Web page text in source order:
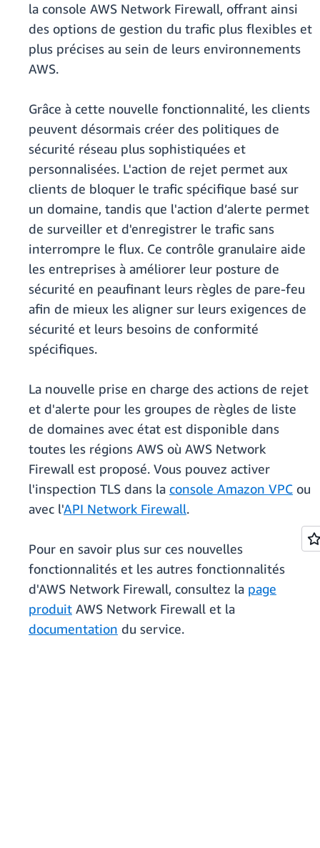
la console AWS Network Firewall, offrant ainsi
des options de gestion du trafic plus flexibles et
plus précises au sein de leurs environnements
AWS.
Grâce à cette nouvelle fonctionnalité, les clients
peuvent désormais créer des politiques de
sécurité réseau plus sophistiquées et
personnalisées. L'action de rejet permet aux
clients de bloquer le trafic spécifique basé sur
un domaine, tandis que l'action d’alerte permet
de surveiller et d'enregistrer le trafic sans
interrompre le flux. Ce contrôle granulaire aide
les entreprises à améliorer leur posture de
sécurité en peaufinant leurs règles de pare-feu
afin de mieux les aligner sur leurs exigences de
sécurité et leurs besoins de conformité
spécifiques.
La nouvelle prise en charge des actions de rejet
et d'alerte pour les groupes de règles de liste
de domaines avec état est disponible dans
toutes les régions AWS où AWS Network
Firewall est proposé. Vous pouvez activer
l'inspection TLS dans la console Amazon VPC ou
avec l'API Network Firewall.
Pour en savoir plus sur ces nouvelles
fonctionnalités et les autres fonctionnalités
d'AWS Network Firewall, consultez la page
produit AWS Network Firewall et la
documentation du service.